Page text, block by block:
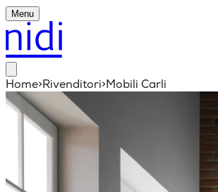
Menu
Home>Rivenditori>Mobili Carli